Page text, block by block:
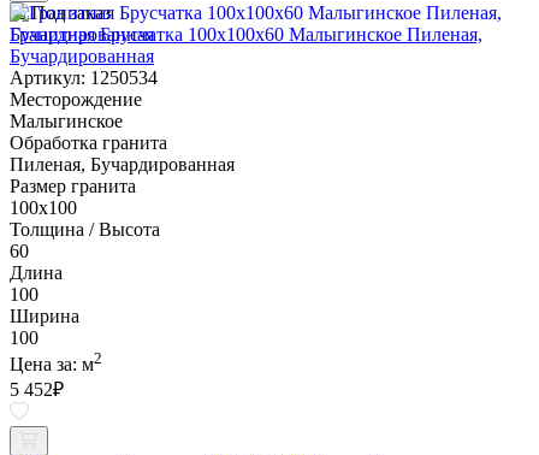
Под заказ
Гранитная Брусчатка 100х100x60 Малыгинское Пиленая,
Бучардированная
Артикул: 1250534
Месторождение
Малыгинское
Обработка гранита
Пиленая, Бучардированная
Размер гранита
100х100
Толщина / Высота
60
Длина
100
Ширина
100
Цена за: м2
5 452₽